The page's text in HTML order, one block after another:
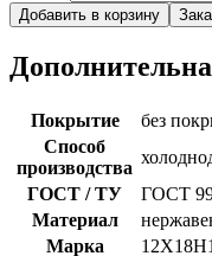
Добавить в корзину
Покрытие
без
Способ
производства
ГОСТ / ТУ
ГОСТ
Материал
Марка